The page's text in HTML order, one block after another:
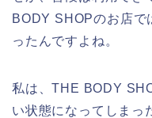
BODY SHOPのお店で
ったんですよね。
私は、THE BODY
い状態になってしまっ